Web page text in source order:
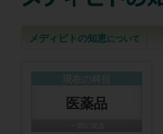
メディビトの知恵について
医薬品